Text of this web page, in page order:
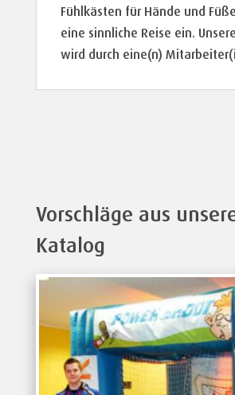
Fühlkästen für Hände und
eine sinnliche Reise ein.
wird durch eine(n)
Vorschläge aus
Katalog